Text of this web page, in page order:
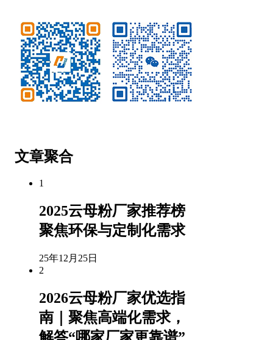
文章聚合
1
2025云母粉厂家推荐榜
聚焦环保与定制化需求
25年12月25日
2
2026云母粉厂家优选指
南｜聚焦高端化需求，